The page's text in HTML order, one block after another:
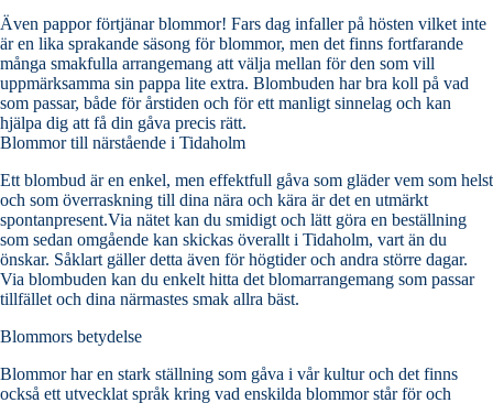
Även pappor förtjänar blommor! Fars dag infaller på hösten vilket inte
är en lika sprakande säsong för blommor, men det finns fortfarande
många smakfulla arrangemang att välja mellan för den som vill
uppmärksamma sin pappa lite extra. Blombuden har bra koll på vad
som passar, både för årstiden och för ett manligt sinnelag och kan
hjälpa dig att få din gåva precis rätt.
Blommor till närstående i Tidaholm
Ett blombud är en enkel, men effektfull gåva som gläder vem som helst
och som överraskning till dina nära och kära är det en utmärkt
spontanpresent.Via nätet kan du smidigt och lätt göra en beställning
som sedan omgående kan skickas överallt i Tidaholm, vart än du
önskar. Såklart gäller detta även för högtider och andra större dagar.
Via blombuden kan du enkelt hitta det blomarrangemang som passar
tillfället och dina närmastes smak allra bäst.
Blommors betydelse
Blommor har en stark ställning som gåva i vår kultur och det finns
också ett utvecklat språk kring vad enskilda blommor står för och